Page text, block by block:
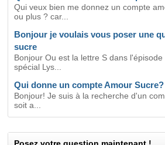
Qui veux bien me donnez un compte
ou plus ? car...
Bonjour je voulais vous poser une
sucre
Bonjour Ou est la lettre S dans
spécial Lys...
Qui donne un compte Amour Sucre?
Bonjour! Je suis à la recherche d'un
soit a...